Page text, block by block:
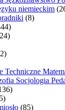
niemieckim
(8)
Techniczne
Socjologia
(85)